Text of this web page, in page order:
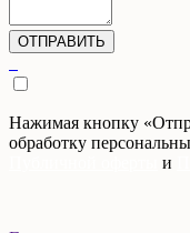
Нажимая кнопку
обработку
и